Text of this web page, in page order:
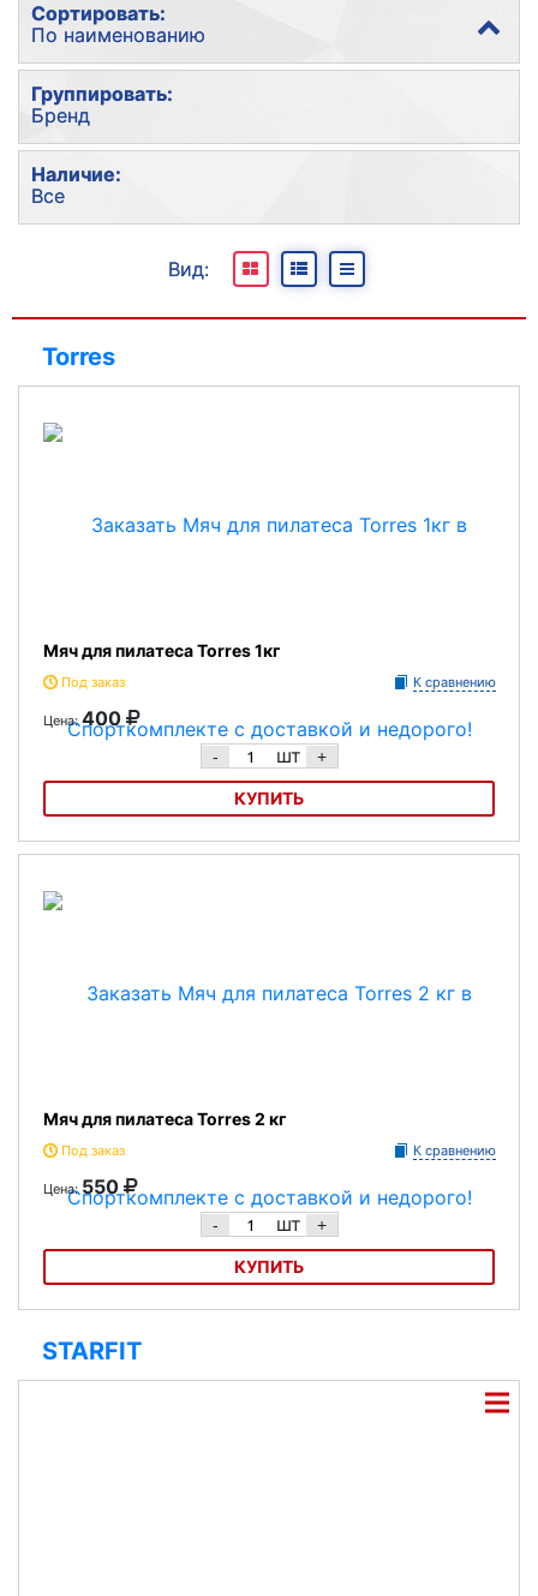
Сортировать:
По наименованию
По популярности
По наименованию
По цене
Группировать:
Бренд
Без группировки
Бренд
Наличие:
Все
Под заказ
Отсутствуют
Вид:
Torres
Мяч для пилатеса Torres 1кг
Под заказ К сравнению
Цена:400
- шт +
КУПИТЬ
Мяч для пилатеса Torres 1кг
Мяч для пилатеса Torres 2 кг
Под заказ К сравнению
Цена:550
- шт +
КУПИТЬ
STARFIT